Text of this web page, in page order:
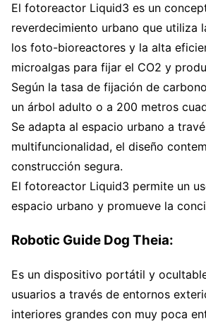
El fotoreactor Liquid3 es un
reverdecimiento urbano que utiliza
los foto-bioreactores y la alta
microalgas para fijar el CO2 y
Según la tasa de fijación de
un árbol adulto o a 200 metros
Se adapta al espacio urbano a
multifuncionalidad, el diseño
construcción segura.
El fotoreactor Liquid3 permite un
espacio urbano y promueve la
Robotic Guide Dog Theia:
Es un dispositivo portátil y
usuarios a través de entornos
interiores grandes con muy poca